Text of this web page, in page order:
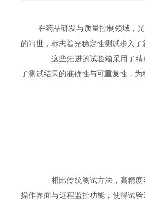
在药品研发与质量控制领域，光
的问世，标志着光稳定性测试步入了
这些先进的试验箱采用了精
了测试结果的准确性与可重复性，
相比传统测试方法，高精度
操作界面与远程监控功能，使得试